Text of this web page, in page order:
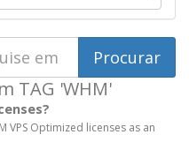
TAG 'WHM'
VPS Optimized licenses as an